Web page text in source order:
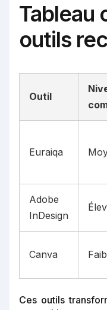
Tableau
outils
Outil
Euraiqa
Adobe
InDesign
Canva
Ces outils